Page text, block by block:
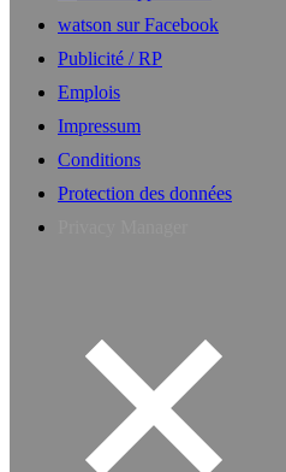
watson sur Facebook
Publicité / RP
Emplois
Impressum
Conditions
Protection des données